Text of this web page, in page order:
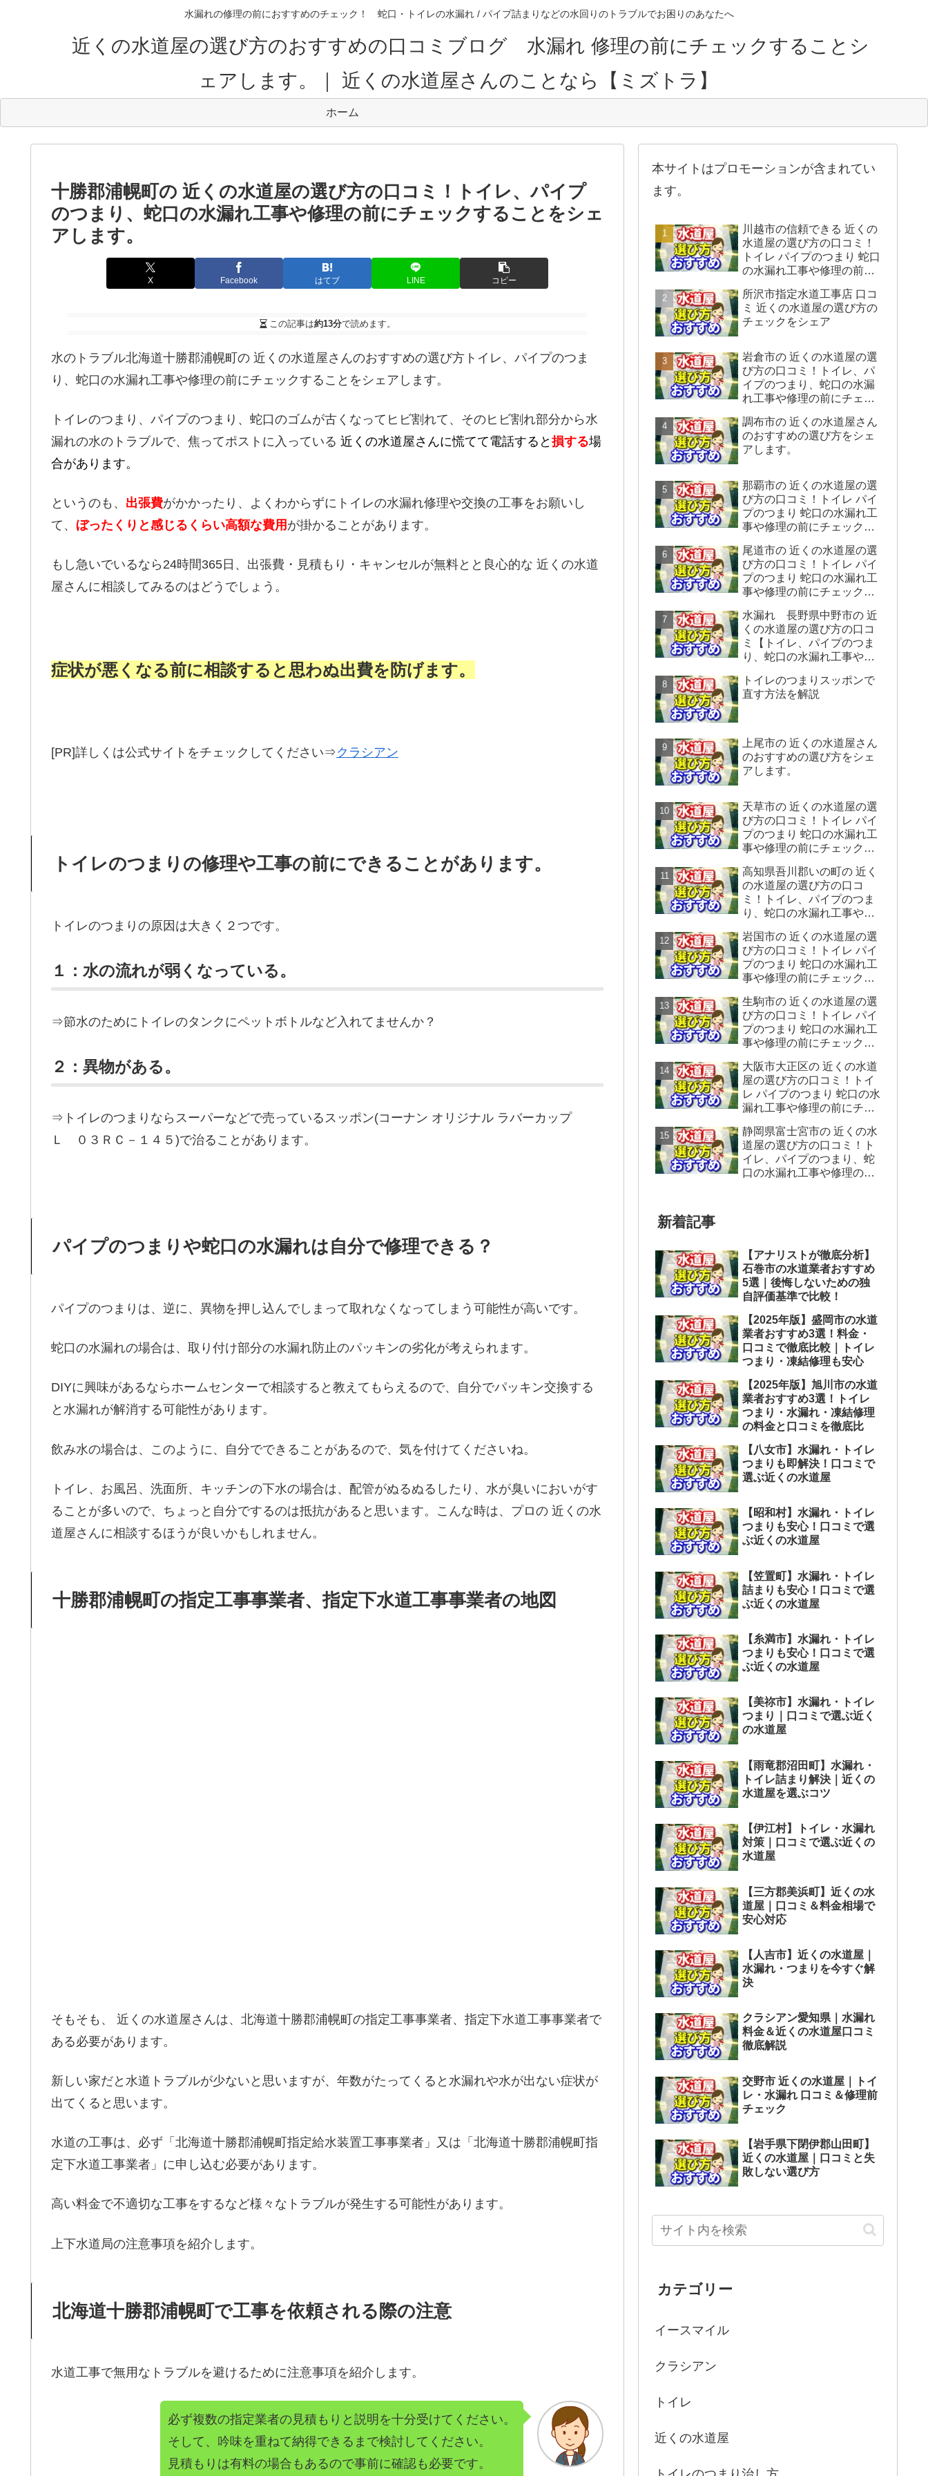
水漏れの修理の前におすすめのチェック！ 蛇口・トイレの水漏れ / パイプ詰まりなどの水回りのトラブルでお困りのあなたへ
近くの水道屋の選び方のおすすめの口コミブログ 水漏れ 修理の前にチェックすることシ
ェアします。｜ 近くの水道屋さんのことなら【ミズトラ】
ホーム
十勝郡浦幌町の 近くの水道屋の選び方の口コミ！トイレ、パイプ
のつまり、蛇口の水漏れ工事や修理の前にチェックすることをシェ
アします。
X Facebook はてブ LINE コピー
この記事は約13分で読めます。
水のトラブル北海道十勝郡浦幌町の 近くの水道屋さんのおすすめの選び方トイレ、パイプのつま
り、蛇口の水漏れ工事や修理の前にチェックすることをシェアします。
トイレのつまり、パイプのつまり、蛇口のゴムが古くなってヒビ割れて、そのヒビ割れ部分から水
漏れの水のトラブルで、焦ってポストに入っている 近くの水道屋さんに慌てて電話すると 損する場
合があります。
というのも、 出張費がかかったり、よくわからずにトイレの水漏れ修理や交換の工事をお願いし
て、 ぼったくりと感じるくらい高額な費用 が掛かることがあります。
もし急いでいるなら24時間365日、出張費・見積もり・キャンセルが無料とと良心的な 近くの水道
屋さんに相談してみるのはどうでしょう。
症状が悪くなる前に相談すると思わぬ出費を防げます。
[PR]詳しくは公式サイトをチェックしてください⇒クラシアン
トイレのつまりの修理や工事の前にできることがあります。
トイレのつまりの原因は大きく２つです。
１：水の流れが弱くなっている。
⇒節水のためにトイレのタンクにペットボトルなど入れてませんか？
２：異物がある。
⇒トイレのつまりならスーパーなどで売っているスッポン(コーナン オリジナル ラバーカップ
Ｌ ０３ＲＣ－１４５)で治ることがあります。
パイプのつまりや蛇口の水漏れは自分で修理できる？
パイプのつまりは、逆に、異物を押し込んでしまって取れなくなってしまう可能性が高いです。
蛇口の水漏れの場合は、取り付け部分の水漏れ防止のパッキンの劣化が考えられます。
DIYに興味があるならホームセンターで相談すると教えてもらえるので、自分でパッキン交換する
と水漏れが解消する可能性があります。
飲み水の場合は、このように、自分でできることがあるので、気を付けてくださいね。
トイレ、お風呂、洗面所、キッチンの下水の場合は、配管がぬるぬるしたり、水が臭いにおいがす
ることが多いので、ちょっと自分でするのは抵抗があると思います。こんな時は、プロの 近くの水
道屋さんに相談するほうが良いかもしれません。
十勝郡浦幌町の指定工事事業者、指定下水道工事事業者の地図
そもそも、 近くの水道屋さんは、北海道十勝郡浦幌町の指定工事事業者、指定下水道工事事業者で
ある必要があります。
新しい家だと水道トラブルが少ないと思いますが、年数がたってくると水漏れや水が出ない症状が
出てくると思います。
水道の工事は、必ず「北海道十勝郡浦幌町指定給水装置工事事業者」又は「北海道十勝郡浦幌町指
定下水道工事業者」に申し込む必要があります。
高い料金で不適切な工事をするなど様々なトラブルが発生する可能性があります。
上下水道局の注意事項を紹介します。
北海道十勝郡浦幌町で工事を依頼される際の注意
水道工事で無用なトラブルを避けるために注意事項を紹介します。
必ず複数の指定業者の見積もりと説明を十分受けてください。
そして、吟味を重ねて納得できるまで検討してください。
見積もりは有料の場合もあるので事前に確認も必要です。
本サイトはプロモーションが含まれてい
ます。
川越市の信頼できる 近くの
水道屋の選び方の口コミ！
トイレ パイプのつまり 蛇口
の水漏れ工事や修理の前に
します。
所沢市指定水道工事店 口コ
ミ 近くの水道屋の選び方の
チェックをシェア
岩倉市の 近くの水道屋の選
び方の口コミ！トイレ、パ
イプのつまり、蛇口の水漏
れ工事や修理の前にチェッ
す。
調布市の 近くの水道屋さん
のおすすめの選び方をシェ
アします。
那覇市の 近くの水道屋の選
び方の口コミ！トイレ パイ
プのつまり 蛇口の水漏れ工
事や修理の前にチェックす
尾道市の 近くの水道屋の選
び方の口コミ！トイレ パイ
プのつまり 蛇口の水漏れ工
事や修理の前にチェックす
水漏れ 長野県中野市の 近
くの水道屋の選び方の口コ
ミ【トイレ、パイプのつま
り、蛇口の水漏れ工事や修
をシェアします】
トイレのつまりスッポンで
直す方法を解説
上尾市の 近くの水道屋さん
のおすすめの選び方をシェ
アします。
天草市の 近くの水道屋の選
び方の口コミ！トイレ パイ
プのつまり 蛇口の水漏れ工
事や修理の前にチェックす
高知県吾川郡いの町の 近く
の水道屋の選び方の口コ
ミ！トイレ、パイプのつま
り、蛇口の水漏れ工事や修
をシェアします。
岩国市の 近くの水道屋の選
び方の口コミ！トイレ パイ
プのつまり 蛇口の水漏れ工
事や修理の前にチェックす
生駒市の 近くの水道屋の選
び方の口コミ！トイレ パイ
プのつまり 蛇口の水漏れ工
事や修理の前にチェックす
大阪市大正区の 近くの水道
屋の選び方の口コミ！トイ
レ パイプのつまり 蛇口の水
漏れ工事や修理の前にチェ
す。
静岡県富士宮市の 近くの水
道屋の選び方の口コミ！ト
イレ、パイプのつまり、蛇
口の水漏れ工事や修理の前
新着記事
【アナリストが徹底分析】
石巻市の水道業者おすすめ
5選｜後悔しないための独
自評価基準で比較！
【2025年版】盛岡市の水道
業者おすすめ3選！料金・
口コミで徹底比較｜トイレ
つまり・凍結修理も安心
【2025年版】旭川市の水道
業者おすすめ3選！トイレ
つまり・水漏れ・凍結修理
の料金と口コミを徹底比
【八女市】水漏れ・トイレ
つまりも即解決！口コミで
選ぶ近くの水道屋
【昭和村】水漏れ・トイレ
つまりも安心！口コミで選
ぶ近くの水道屋
【笠置町】水漏れ・トイレ
詰まりも安心！口コミで選
ぶ近くの水道屋
【糸満市】水漏れ・トイレ
つまりも安心！口コミで選
ぶ近くの水道屋
【美祢市】水漏れ・トイレ
つまり｜口コミで選ぶ近く
の水道屋
【雨竜郡沼田町】水漏れ・
トイレ詰まり解決｜近くの
水道屋を選ぶコツ
【伊江村】トイレ・水漏れ
対策｜口コミで選ぶ近くの
水道屋
【三方郡美浜町】近くの水
道屋｜口コミ＆料金相場で
安心対応
【人吉市】近くの水道屋｜
水漏れ・つまりを今すぐ解
決
クラシアン愛知県｜水漏れ
料金＆近くの水道屋口コミ
徹底解説
交野市 近くの水道屋｜トイ
レ・水漏れ 口コミ＆修理前
チェック
【岩手県下閉伊郡山田町】
近くの水道屋｜口コミと失
敗しない選び方
カテゴリー
イースマイル
クラシアン
トイレ
近くの水道屋